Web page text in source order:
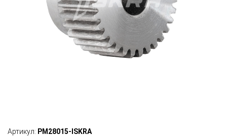
Артикул: PM28015-ISKRA